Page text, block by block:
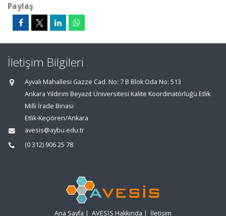
Paylaş
İletişim Bilgileri
Ayvalı Mahallesi Gazze Cad. No: 7 B Blok Oda No: 513
Ankara Yıldırım Beyazıt Üniversitesi Kalite Koordinatörlüğü Etlik
Milli İrade Binası
Etlik-Keçiören/Ankara
avesis@aybu.edu.tr
(0 312) 906 25 78
Ana Sayfa | AVESİS Hakkında | İletişim